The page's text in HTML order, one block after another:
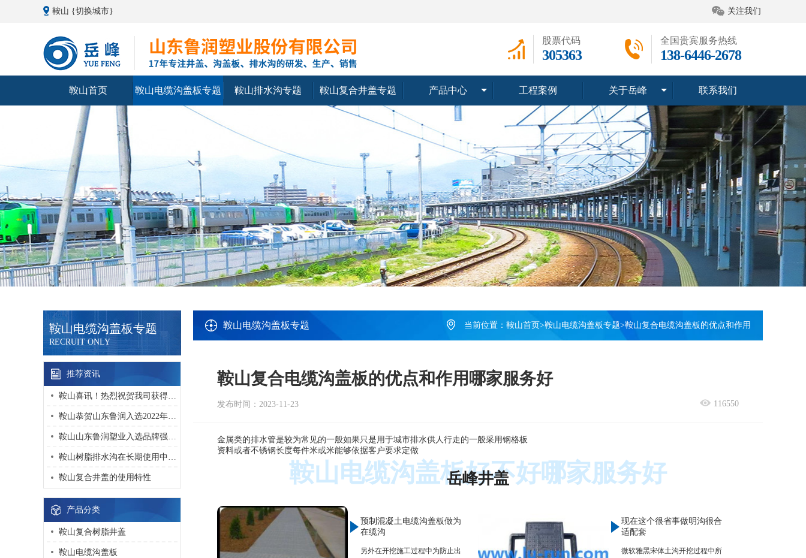
鞍山 {切换城市} 关注我们
股票代码
305363
全国贵宾服务热线
138-6446-2678
鞍山首页 鞍山电缆沟盖板专题 鞍山排水沟专题 鞍山复合井盖专题 产品中心 工程案例 关于岳峰 联系我们
鞍山电缆沟盖板专题
RECRUIT ONLY
推荐资讯
鞍山喜讯！热烈祝贺我司获得 “高新技术企业” 荣誉
鞍山恭贺山东鲁润入选2022年度淄博市“专精特新”中小企业名单！
鞍山山东鲁润塑业入选品牌强国优选工程塑业行业优选成员单位
鞍山树脂排水沟在长期使用中该如何维护？
鞍山复合井盖的使用特性
产品分类
鞍山复合树脂井盖
鞍山电缆沟盖板
鞍山电缆沟盖板专题 当前位置： 鞍山首页>鞍山电缆沟盖板专题>鞍山复合电缆沟盖板的优点和作用
鞍山复合电缆沟盖板的优点和作用哪家服务好
发布时间：2023-11-23 116550
金属类的排水管是较为常见的一般如果只是用于城市排水供人行走的一般采用钢格板
资料或者不锈钢长度每件米或米能够依据客户要求定做
岳峰井盖
鞍山电缆沟盖板好不好哪家服务好
预制混凝土电缆沟盖板做为
在缆沟
另外在开挖施工过程中为防止出
现在这个很省事做明沟很合
适配套
微软雅黑宋体土沟开挖过程中所